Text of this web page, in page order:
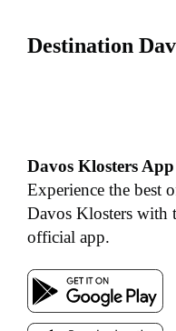
Destination
Davos Klosters App
Experience the best
Davos Klosters with
official app.